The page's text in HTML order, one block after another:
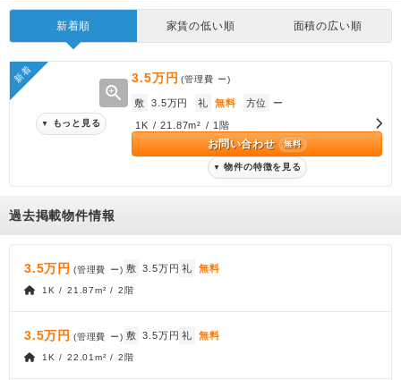
新着順 家賃の低い順 面積の広い順
新着
zoom_in
▼ もっと見る
3.5万円 (管理費 ー)
敷 3.5万円 礼 無料 方位 ー
1K / 21.87m² / 1階
お問い合わせ 無料
▼ 物件の特徴を見る
過去掲載物件情報
3.5万円 (管理費 ー) 敷 3.5万円 礼 無料
1K / 21.87m² / 2階
3.5万円 (管理費 ー) 敷 3.5万円 礼 無料
1K / 22.01m² / 2階